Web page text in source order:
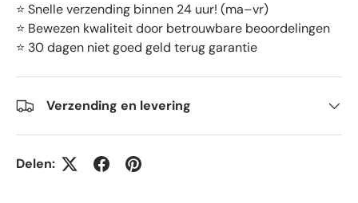
⭐ Snelle verzending binnen 24 uur! (ma–vr)
⭐ Bewezen kwaliteit door betrouwbare beoordelingen
⭐ 30 dagen niet goed geld terug garantie
Verzending en levering
Delen: